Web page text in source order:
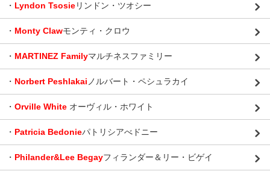
・ Lyndon Tsosieリンドン・ツオシー
・ Monty Clawモンティ・クロウ
・ MARTINEZ Familyマルチネスファミリー
・ Norbert Peshlakai ノルバート・ペシュラカイ
・ Orville White オーヴィル・ホワイト
・ Patricia Bedonieパトリシアべドニー
・ Philander&Lee Begayフィランダー＆リー・ビゲイ